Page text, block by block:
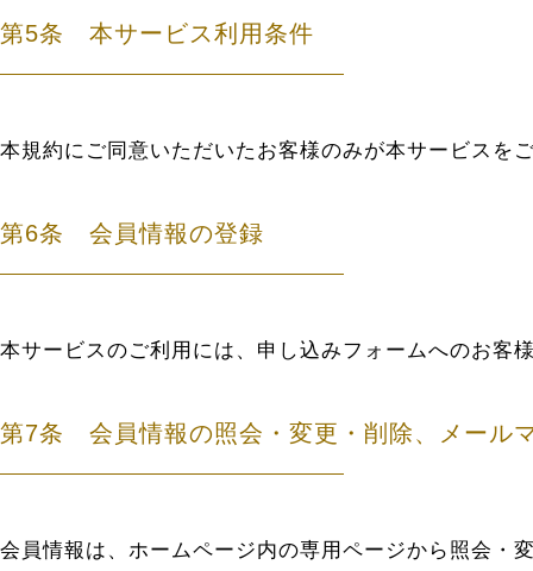
第5条 本サービス利用条件
本規約にご同意いただいたお客様のみが本サービスを
第6条 会員情報の登録
本サービスのご利用には、申し込みフォームへのお客
第7条 会員情報の照会・変更・削除、メール
会員情報は、ホームページ内の専用ページから照会・